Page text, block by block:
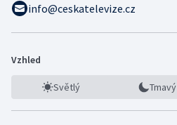
info@ceskatelevize.cz
Vzhled
Světlý Tmavý